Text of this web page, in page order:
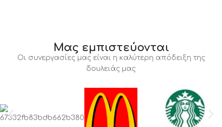
Μας εμπιστεύονται
Οι συνεργασίες μας είναι η καλύτερη απόδειξη της
δουλειάς μας